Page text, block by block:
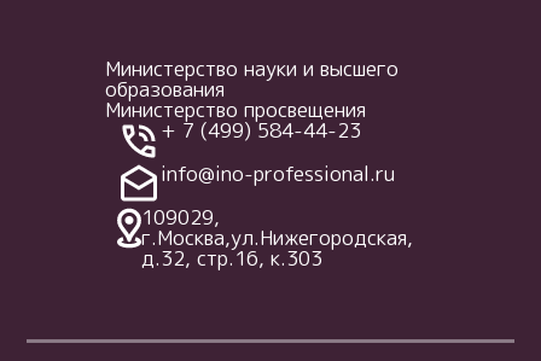
Министерство науки и высшего
образования
Министерство просвещения
+ 7 (499) 584-44-23
info@ino-professional.ru
109029,
г.Москва,ул.Нижегородская,
д.32, стр.16, к.303